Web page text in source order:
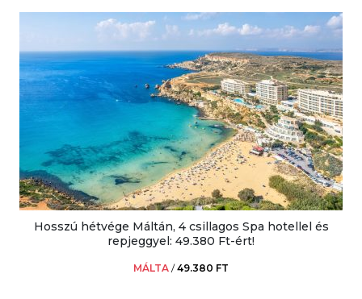
Hosszú hétvége Máltán, 4 csillagos Spa hotellel és
repjeggyel: 49.380 Ft-ért!
MÁLTA /49.380 FT